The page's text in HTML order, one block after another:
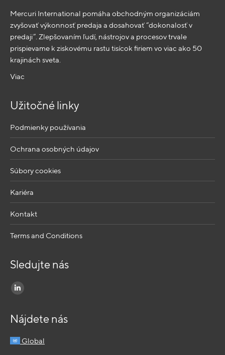
Mercuri International pomáha obchodným organizáciám
zvyšovať výkonnosť predaja a dosahovať “dokonalosť v
predaji”. Zlepšovaním ľudí, nástrojov a procesov trvale
prispievame k ziskovému rastu tisícok firiem vo viac ako 50
krajinách sveta.
Viac
Užitočné linky
Podmienky používania
Ochrana osobných údajov
Súbory cookies
Kariéra
Kontakt
Terms and Conditions
Sledujte nás
Find us on:
Linkedin
opens
new
Nájdete nás
Global